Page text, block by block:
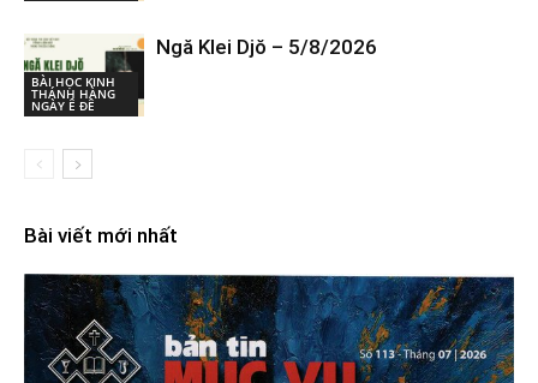
BÀI HỌC KINH
THÁNH HÀNG
NGÀY Ê ĐÊ
Ngă Klei Djŏ – 5/8/2026
Bài viết mới nhất